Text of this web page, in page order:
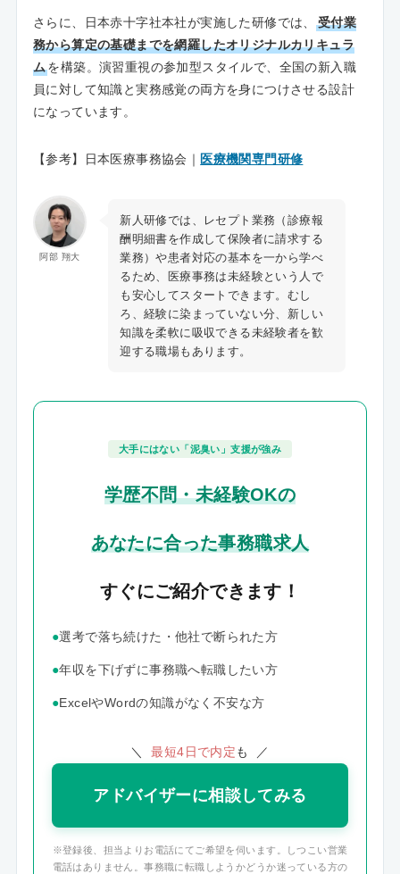
さらに、日本赤十字社本社が実施した研修では、
受付業
務から算定の基礎までを網羅したオリジナルカリキュラ
ムを構築。演習重視の参加型スタイルで、全国の新入職
員に対して知識と実務感覚の両方を身につけさせる設計
になっています。
【参考】日本医療事務協会｜ 医療機関専門研修
阿部 翔大
新人研修では、レセプト業務（診療報
酬明細書を作成して保険者に請求する
業務）や患者対応の基本を一から学べ
るため、医療事務は未経験という人で
も安心してスタートできます。むし
ろ、経験に染まっていない分、新しい
知識を柔軟に吸収できる未経験者を歓
迎する職場もあります。
大手にはない「泥臭い」支援が強み
学歴不問・未経験OKの
あなたに合った事務職求人
すぐにご紹介できます！
●選考で落ち続けた・他社で断られた方
●年収を下げずに事務職へ転職したい方
●ExcelやWordの知識がなく不安な方
＼最短4日で内定も ／
アドバイザーに相談してみる
※登録後、担当よりお電話にてご希望を伺います。しつこい営業
電話はありません。事務職に転職しようかどうか迷っている方の